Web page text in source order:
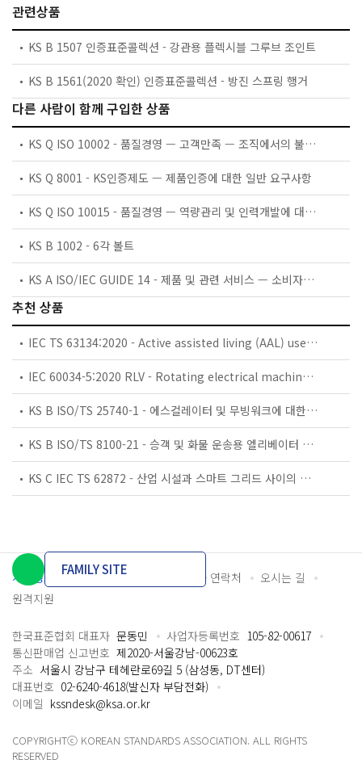
관련상품
KS B 1507 인증표준콜렉션 - 강관용 플렉시블 그루브 조인트
KS B 1561(2020 확인) 인증표준콜렉션 - 방진 스프링 행거
다른 사람이 함께 구입한 상품
KS Q ISO 10002 - 품질경영 — 고객만족 — 조직에서의 불만 처리 가이드라인
KS Q 8001 - KS인증제도 — 제품인증에 대한 일반 요구사항
KS Q ISO 10015 - 품질경영 — 역량관리 및 인력개발에 대한 가이드라인
KS B 1002 - 6각 볼트
KS A ISO/IEC GUIDE 14 - 제품 및 관련 서비스 — 소비자를 위한 정보
추천 상품
IEC TS 63134:2020 - Active assisted living (AAL) use cases
IEC 60034-5:2020 RLV - Rotating electrical machines - Part 5: Degrees of protection provided by the integral design of rotating electrical machines (IP code) - Classification
KS B ISO/TS 25740-1 - 에스컬레이터 및 무빙워크에 대한 안전요건 — 제1부: 세계공통 필수 안전요건(GESRs)
KS B ISO/TS 8100-21 - 승객 및 화물 운송용 엘리베이터 —제21부: 세계공통 필수안전요건(GESRs)을 충족하는 세계공통 안전 파라미터(GSPs)
KS C IEC TS 62872 - 산업 시설과 스마트 그리드 사이의 산업 공정 측정, 제어 및 자동화 시스템 인터페이스
개인정보처리방침 이용약관 담당자 연락처
오시는 길
원격지원
FAMILY SITE
한국표준협회 대표자 문동민 사업자등록번호 105-82-00617
통신판매업 신고번호 제2020-서울강남-00623호
주소 서울시 강남구 테헤란로69길 5 (삼성동, DT센터)
대표번호 02-6240-4618(발신자 부담전화)
이메일 kssndesk@ksa.or.kr
COPYRIGHTⓒ KOREAN STANDARDS ASSOCIATION. ALL RIGHTS
RESERVED